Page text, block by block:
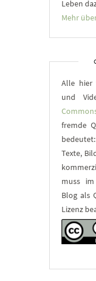
Leben
Mehr
Alle hier
und
fremde
Texte,
muss
Blog als
Lizenz